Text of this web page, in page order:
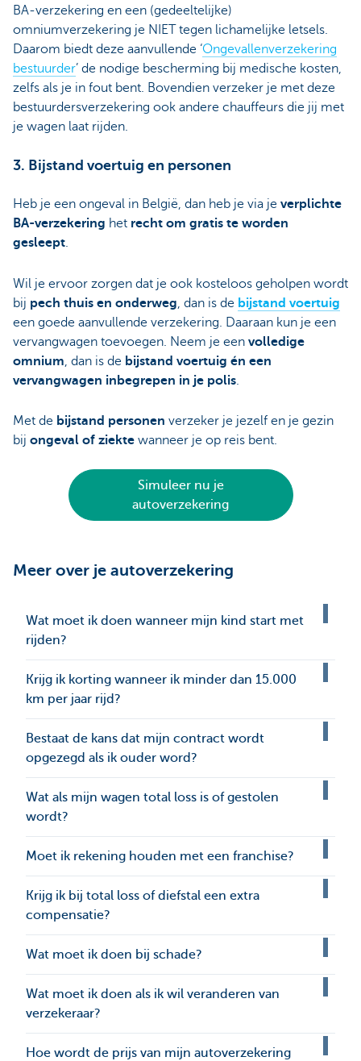
BA-verzekering en een (gedeeltelijke)
omniumverzekering je NIET tegen lichamelijke letsels.
Daarom biedt deze aanvullende ‘Ongevallenverzekering
bestuurder’ de nodige bescherming bij medische kosten,
zelfs als je in fout bent. Bovendien verzeker je met deze
bestuurdersverzekering ook andere chauffeurs die jij met
je wagen laat rijden.
3. Bijstand voertuig en personen
Heb je een ongeval in België, dan heb je via je verplichte
BA-verzekering het recht om gratis te worden
gesleept.
Wil je ervoor zorgen dat je ook kosteloos geholpen wordt
bij pech thuis en onderweg, dan is de bijstand voertuig
een goede aanvullende verzekering. Daaraan kun je een
vervangwagen toevoegen. Neem je een volledige
omnium, dan is de bijstand voertuig én een
vervangwagen inbegrepen in je polis.
Met de bijstand personen verzeker je jezelf en je gezin
bij ongeval of ziekte wanneer je op reis bent.
Simuleer nu je
autoverzekering
Meer over je autoverzekering
Wat moet ik doen wanneer mijn kind start met
rijden?
Krijg ik korting wanneer ik minder dan 15.000
km per jaar rijd?
Bestaat de kans dat mijn contract wordt
opgezegd als ik ouder word?
Wat als mijn wagen total loss is of gestolen
wordt?
Moet ik rekening houden met een franchise?
Krijg ik bij total loss of diefstal een extra
compensatie?
Wat moet ik doen bij schade?
Wat moet ik doen als ik wil veranderen van
verzekeraar?
Hoe wordt de prijs van mijn autoverzekering